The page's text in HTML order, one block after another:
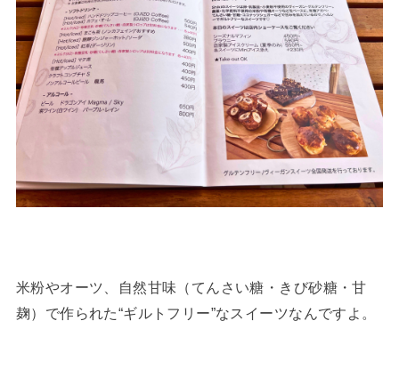
米粉やオーツ、自然甘味（てんさい糖・きび砂糖・甘
麹）で作られた“ギルトフリー”なスイーツなんですよ。